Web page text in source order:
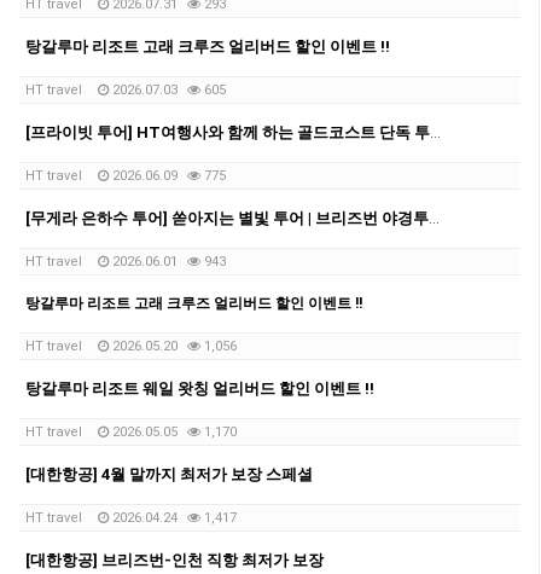
HT travel 2026.07.31 293
탕갈루마 리조트 고래 크루즈 얼리버드 할인 이벤트 !!
HT travel 2026.07.03 605
[프라이빗 투어] HT여행사와 함께 하는 골드코스트 단독 투어!!!
HT travel 2026.06.09 775
[무게라 은하수 투어] 쏟아지는 별빛 투어 | 브리즈번 야경투어 | 먹음직스러운 BBQ와 한강라면을 뛰어넘을 무게라 라면까지!
HT travel 2026.06.01 943
탕갈루마 리조트 고래 크루즈 얼리버드 할인 이벤트 !!
HT travel 2026.05.20 1,056
탕갈루마 리조트 웨일 왓칭 얼리버드 할인 이벤트 !!
HT travel 2026.05.05 1,170
[대한항공] 4월 말까지 최저가 보장 스페셜
HT travel 2026.04.24 1,417
[대한항공] 브리즈번-인천 직항 최저가 보장